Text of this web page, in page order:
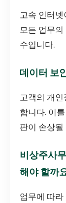
고속 인터
모든 업무
수입니다.
데이터 보
고객의 개
합니다. 이
판이 손상
비상주사
해야 할까
업무에 따